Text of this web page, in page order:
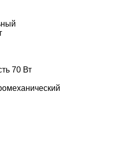
70 Вт